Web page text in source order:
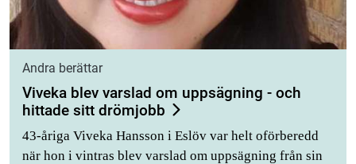
Andra berättar
Viveka blev varslad om uppsägning - och
hittade sitt drömjobb
43-åriga Viveka Hansson i Eslöv var helt oförberedd
när hon i vintras blev varslad om uppsägning från sin